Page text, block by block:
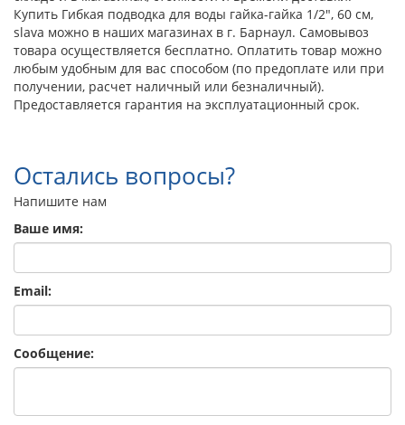
Купить Гибкая подводка для воды гайка-гайка 1/2", 60 см,
slava можно в наших магазинах в г. Барнаул. Самовывоз
товара осуществляется бесплатно. Оплатить товар можно
любым удобным для вас способом (по предоплате или при
получении, расчет наличный или безналичный).
Предоставляется гарантия на эксплуатационный срок.
Остались вопросы?
Напишите нам
Ваше имя:
Email:
Сообщение: